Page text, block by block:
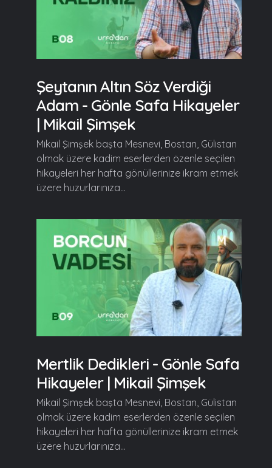
Şeytanın Altın Söz Verdiği
Adam - Gönle Safa Hikayeler
| Mikail Şimşek
Mikail Şimşek başta Mesnevi, Bostan, Gülistan
olmak üzere kadim eserlerden özenle seçilen
hikayeleri her hafta gönüllerinize ikram etmek
üzere huzurlarınıza...
Mertlik Dedikleri - Gönle Safa
Hikayeler | Mikail Şimşek
Mikail Şimşek başta Mesnevi, Bostan, Gülistan
olmak üzere kadim eserlerden özenle seçilen
hikayeleri her hafta gönüllerinize ikram etmek
üzere huzurlarınıza...